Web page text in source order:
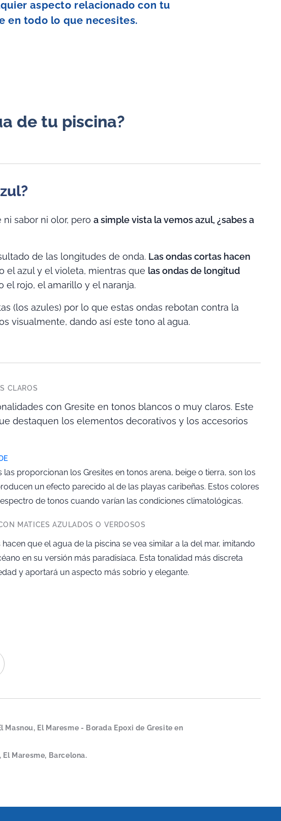
aspecto relacionado con tu
en todo lo que necesites.
de tu piscina?
ni sabor ni olor, peroa simple vista la vemos azul, ¿sabes a
de las longitudes de onda. Las ondas cortas hacen
el azul y el violeta, mientras que las ondas de longitud
el rojo, el amarillo y el naranja.
(los azules) por lo que estas ondas rebotan contra la
visualmente, dando así este tono al agua.
CLAROS
con Gresite en tonos blancos o muy claros. Este
destaquen los elementos decorativos y los accesorios
proporcionan los Gresites en tonos arena, beige o tierra, son los
un efecto parecido al de las playas caribeñas. Estos colores
de tonos cuando varían las condiciones climatológicas.
MATICES AZULADOS O VERDOSOS
que el agua de la piscina se vea similar a la del mar, imitando
en su versión más paradisíaca. Esta tonalidad más discreta
y aportará un aspecto más sobrio y elegante.
El Maresme - Borada Epoxi de Gresite en
El Maresme, Barcelona.